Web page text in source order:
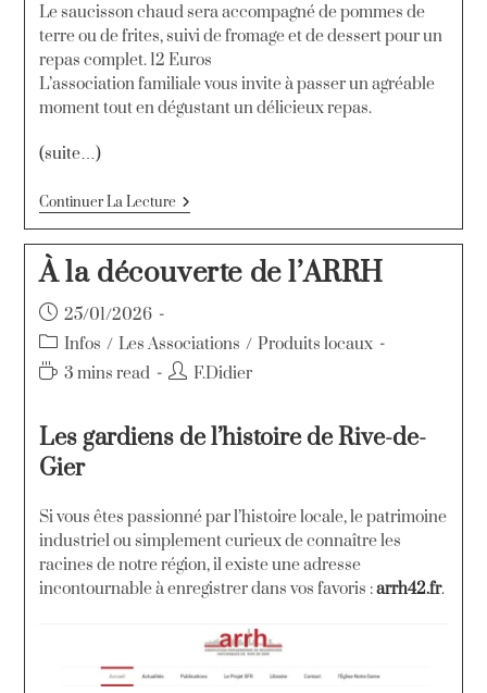
Le saucisson chaud sera accompagné de pommes de
terre ou de frites, suivi de fromage et de dessert pour un
repas complet. 12 Euros
L’association familiale vous invite à passer un agréable
moment tout en dégustant un délicieux repas.
(suite…)
Continuer La Lecture
À la découverte de l’ARRH
25/01/2026
Infos / Les Associations / Produits locaux
3 mins read
F.Didier
Les gardiens de l’histoire de Rive-de-
Gier
Si vous êtes passionné par l’histoire locale, le patrimoine
industriel ou simplement curieux de connaître les
racines de notre région, il existe une adresse
incontournable à enregistrer dans vos favoris :arrh42.fr.